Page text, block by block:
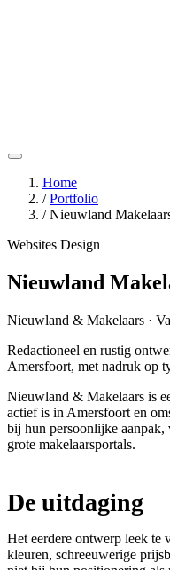
Home
/ Portfolio
/ Nieuwland
Websites Design
Nieuwland
Nieuwland & Makelaars ·
Redactioneel en rustig
Amersfoort, met nadruk op
Nieuwland & Makelaars is
actief is in Amersfoort en
bij hun persoonlijke aanpak,
grote makelaarsportals.
De uitdaging
Het eerdere ontwerp leek te
kleuren, schreeuwerige